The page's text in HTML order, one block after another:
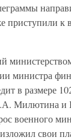
приступили
министра
в размере
Милютина и
военного
свои